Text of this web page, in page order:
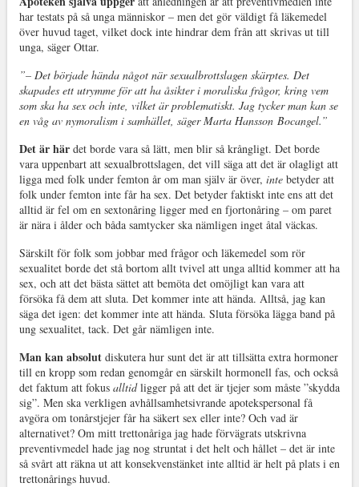
har testats på så unga människor – men det gör väldigt få läkemedel
över huvud taget, vilket dock inte hindrar dem från att skrivas ut till
unga, säger Ottar.
”– Det började hända något när sexualbrottslagen skärptes. Det
skapades ett utrymme för att ha åsikter i moraliska frågor, kring vem
som ska ha sex och inte, vilket är problematiskt. Jag tycker man kan se
en våg av nymoralism i samhället, säger Marta Hansson Bocangel.”
Det är härdet borde vara så lätt, men blir så krångligt. Det borde
vara uppenbart att sexualbrottslagen, det vill säga att det är olagligt att
ligga med folk under femton år om man själv är över, intebetyder att
folk under femton inte får ha sex. Det betyder faktiskt inte ens att det
alltid är fel om en sextonåring ligger med en fjortonåring – om paret
är nära i ålder och båda samtycker ska nämligen inget åtal väckas.
Särskilt för folk som jobbar med frågor och läkemedel som rör
sexualitet borde det stå bortom allt tvivel att unga alltid kommer att ha
sex, och att det bästa sättet att bemöta det omöjligt kan vara att
försöka få dem att sluta. Det kommer inte att hända. Alltså, jag kan
säga det igen: det kommer inte att hända. Sluta försöka lägga band på
ung sexualitet, tack. Det går nämligen inte.
Man kan absolutdiskutera hur sunt det är att tillsätta extra hormoner
till en kropp som redan genomgår en särskilt hormonell fas, och också
det faktum att fokus alltidligger på att det är tjejer som måste ”skydda
sig”. Men ska verkligen avhållsamhetsivrande apotekspersonal få
avgöra om tonårstjejer får ha säkert sex eller inte? Och vad är
alternativet? Om mitt trettonåriga jag hade förvägrats utskrivna
preventivmedel hade jag nog struntat i det helt och hållet – det är inte
så svårt att räkna ut att konsekvenstänket inte alltid är helt på plats i en
trettonårings huvud.